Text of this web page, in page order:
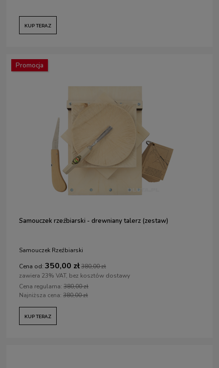
KUP TERAZ
Samouczek rzeźbiarski - drewniany talerz (zestaw)
Samouczek Rzeźbiarski
Cena od: 350,00 zł380,00 zł
zawiera 23% VAT, bez kosztów dostawy
Cena regularna: 380,00 zł
Najniższa cena: 380,00 zł
KUP TERAZ
Promocja